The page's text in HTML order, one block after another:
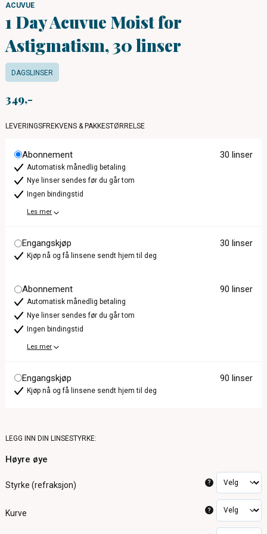
ACUVUE
1 Day Acuvue Moist for
Astigmatism, 30 linser
DAGSLINSER
349
LEVERINGSFREKVENS & PAKKESTØRRELSE
Abonnement 30 linser
Automatisk månedlig betaling
Nye linser sendes før du går tom
Ingen bindingstid
Les mer
Engangskjøp 30 linser
Kjøp nå og få linsene sendt hjem til deg
Abonnement 90 linser
Automatisk månedlig betaling
Nye linser sendes før du går tom
Ingen bindingstid
Les mer
Engangskjøp 90 linser
Kjøp nå og få linsene sendt hjem til deg
LEGG INN DIN LINSESTYRKE:
Høyre øye
Styrke (refraksjon) ?
Kurve ?